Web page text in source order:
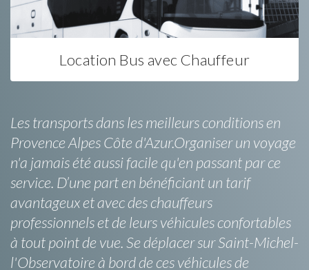
Location Bus avec Chauffeur
Les transports dans les meilleurs conditions en
Provence Alpes Côte d'Azur.Organiser un voyage
n'a jamais été aussi facile qu'en passant par ce
service. D’une part en bénéficiant un tarif
avantageux et avec des chauffeurs
professionnels et de leurs véhicules confortables
à tout point de vue. Se déplacer sur Saint-Michel-
l'Observatoire à bord de ces véhicules de